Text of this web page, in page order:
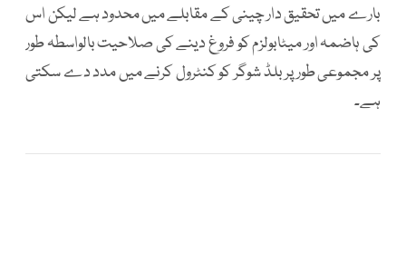
بارے میں تحقیق دار چینی کے مقابلے میں محدود ہے لیکن اس
کی ہاضمہ اور میٹابولزم کو فروغ دینے کی صلاحیت بالواسطہ طور
پر مجموعی طور پر بلڈ شوگر کو کنٹرول کرنے میں مدد دے سکتی
ہے۔